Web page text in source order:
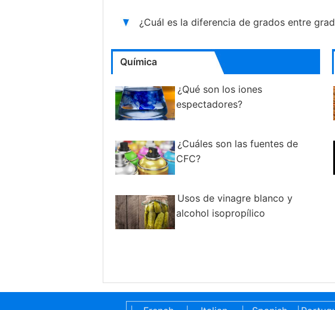
¿Cuál es la diferencia de grados entre
Química
¿Qué son los iones
espectadores?
¿Cuáles son las fuentes de
CFC?
Usos de vinagre blanco y
alcohol isopropílico